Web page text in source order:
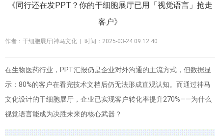
《同行还在发PPT？你的干细胞展厅已用「视觉语言」抢走
客户》
作者：干细胞展厅|神马文化 | 时间：2025-03-24 09:12:40
在生物医药行业，PPT汇报仍是企业对外沟通的主流方式，但数据显
示：80%的客户在看完技术文档后仍无法形成直观认知。而通过神马
文化设计的干细胞展厅，企业已实现客户转化率提升270%——为什么
视觉语言能成为决胜未来的核心武器？